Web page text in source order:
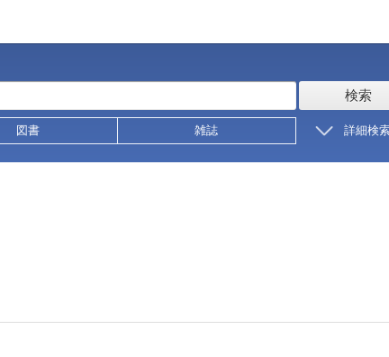
検索
図書 雑誌 詳細検